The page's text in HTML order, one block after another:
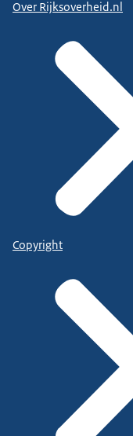
Over Rijksoverheid.nl
Copyright